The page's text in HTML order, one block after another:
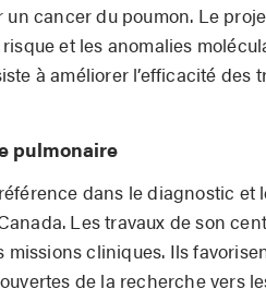
cancer du poumon. Le
et les anomalies
à améliorer l’efficacité des
pulmonaire
dans le diagnostic
Les travaux de son
cliniques. Ils
de la recherche vers